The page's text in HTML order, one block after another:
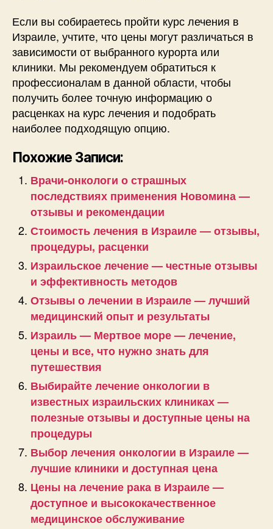
Если вы собираетесь пройти курс лечения в
Израиле, учтите, что цены могут различаться в
зависимости от выбранного курорта или
клиники. Мы рекомендуем обратиться к
профессионалам в данной области, чтобы
получить более точную информацию о
расценках на курс лечения и подобрать
наиболее подходящую опцию.
Похожие Записи:
Врачи-онкологи о страшных
последствиях применения Новомина —
отзывы и рекомендации
Стоимость лечения в Израиле — отзывы,
процедуры, расценки
Израильское лечение — честные отзывы
и эффективность методов
Отзывы о лечении в Израиле — лучший
медицинский опыт и результаты
Израиль — Мертвое море — лечение,
цены и все, что нужно знать для
путешествия
Выбирайте лечение онкологии в
известных израильских клиниках —
полезные отзывы и доступные цены на
процедуры
Выбор лечения онкологии в Израиле —
лучшие клиники и доступная цена
Цены на лечение рака в Израиле —
доступное и высококачественное
медицинское обслуживание